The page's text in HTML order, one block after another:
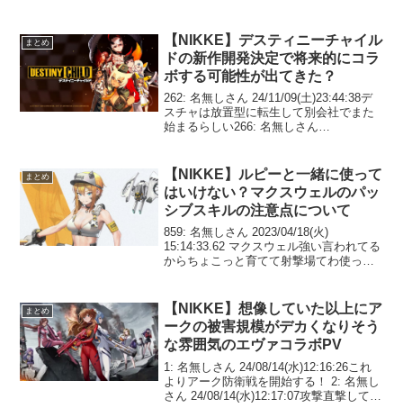
まとめ
【NIKKE】デスティニーチャイル
ドの新作開発決定で将来的にコラ
ボする可能性が出てきた？
262: 名無しさん 24/11/09(土)23:44:38デ
スチャは放置型に転生して別会社でまた
始まるらしい266: 名無しさん
まとめ
【NIKKE】ルピーと一緒に使って
はいけない？マクスウェルのパッ
シブスキルの注意点について
859: 名無しさん 2023/04/18(火)
15:14:33.62 マクスウェル強い言われてる
からちょこっと育てて射撃場てわ使って
ったらほぼ変わらなかったわ86...
まとめ
【NIKKE】想像していた以上にア
ークの被害規模がデカくなりそう
な雰囲気のエヴァコラボPV
1: 名無しさん 24/08/14(水)12:16:26これ
よりアーク防衛戦を開始する！ 2: 名無し
さん 24/08/14(水)12:17:07攻撃直撃して崩